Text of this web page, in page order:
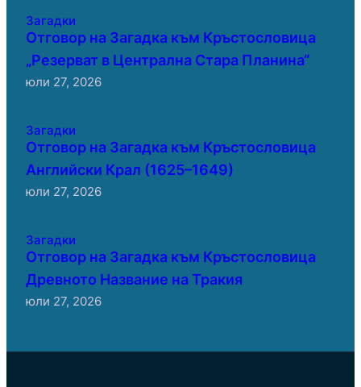
Загадки
Отговор на Загадка към Кръстословица
„Резерват в Централна Стара Планина“
юли 27, 2026
Загадки
Отговор на Загадка към Кръстословица
Английски Крал (1625–1649)
юли 27, 2026
Загадки
Отговор на Загадка към Кръстословица
Древното Название на Тракия
юли 27, 2026